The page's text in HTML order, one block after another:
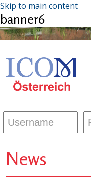
Skip to main content
banner6
News